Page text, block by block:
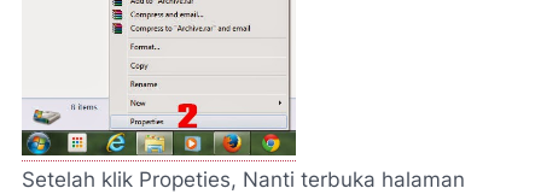
Setelah klik Propeties, Nanti terbuka halaman